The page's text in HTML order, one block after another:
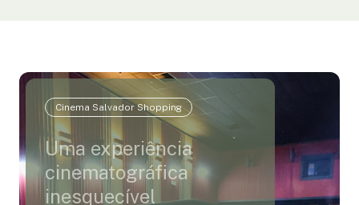
Cinema Salvador Shopping
Uma experiência
cinematográfica
inesquecível